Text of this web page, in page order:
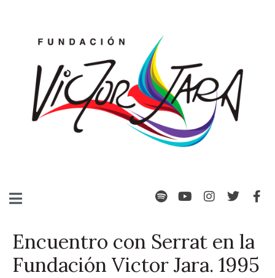
Encuentro con Serrat en la
Fundación Victor Jara. 1995